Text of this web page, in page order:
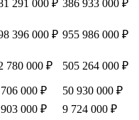
291 000 ₽ 386 933 000 ₽
396 000 ₽ 955 986 000 ₽
780 000 ₽
505 264 000 ₽
000 ₽
50 930 000 ₽
000 ₽ 9 724 000 ₽